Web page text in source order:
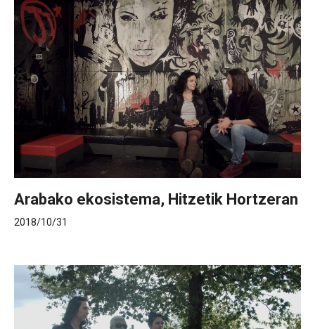
Arabako ekosistema, Hitzetik Hortzeran
2018/10/31